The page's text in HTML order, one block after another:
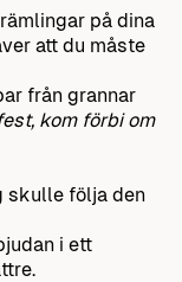
på dina
att du måste
från grannar
kom förbi om
skulle följa den
i ett